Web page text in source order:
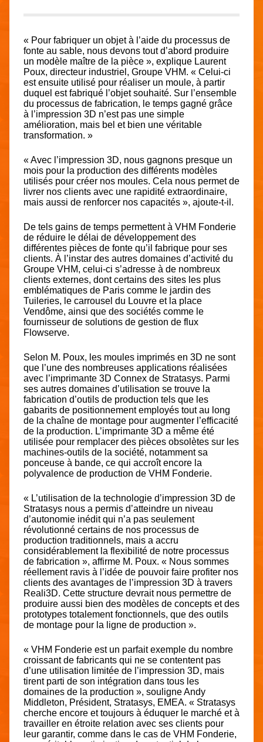
« Pour fabriquer un objet à l’aide du processus de
fonte au sable, nous devons tout d’abord produire
un modèle maître de la pièce », explique Laurent
Poux, directeur industriel, Groupe VHM. « Celui-ci
est ensuite utilisé pour réaliser un moule, à partir
duquel est fabriqué l’objet souhaité. Sur l’ensemble
du processus de fabrication, le temps gagné grâce
à l’impression 3D n’est pas une simple
amélioration, mais bel et bien une véritable
transformation. »
« Avec l’impression 3D, nous gagnons presque un
mois pour la production des différents modèles
utilisés pour créer nos moules. Cela nous permet de
livrer nos clients avec une rapidité extraordinaire,
mais aussi de renforcer nos capacités », ajoute-t-il.
De tels gains de temps permettent à VHM Fonderie
de réduire le délai de développement des
différentes pièces de fonte qu’il fabrique pour ses
clients. À l’instar des autres domaines d’activité du
Groupe VHM, celui-ci s’adresse à de nombreux
clients externes, dont certains des sites les plus
emblématiques de Paris comme le jardin des
Tuileries, le carrousel du Louvre et la place
Vendôme, ainsi que des sociétés comme le
fournisseur de solutions de gestion de flux
Flowserve.
Selon M. Poux, les moules imprimés en 3D ne sont
que l’une des nombreuses applications réalisées
avec l’imprimante 3D Connex de Stratasys. Parmi
ses autres domaines d’utilisation se trouve la
fabrication d’outils de production tels que les
gabarits de positionnement employés tout au long
de la chaîne de montage pour augmenter l’efficacité
de la production. L’imprimante 3D a même été
utilisée pour remplacer des pièces obsolètes sur les
machines-outils de la société, notamment sa
ponceuse à bande, ce qui accroît encore la
polyvalence de production de VHM Fonderie.
« L’utilisation de la technologie d’impression 3D de
Stratasys nous a permis d’atteindre un niveau
d’autonomie inédit qui n’a pas seulement
révolutionné certains de nos processus de
production traditionnels, mais a accru
considérablement la flexibilité de notre processus
de fabrication », affirme M. Poux. « Nous sommes
réellement ravis à l’idée de pouvoir faire profiter nos
clients des avantages de l’impression 3D à travers
Reali3D. Cette structure devrait nous permettre de
produire aussi bien des modèles de concepts et des
prototypes totalement fonctionnels, que des outils
de montage pour la ligne de production ».
« VHM Fonderie est un parfait exemple du nombre
croissant de fabricants qui ne se contentent pas
d’une utilisation limitée de l’impression 3D, mais
tirent parti de son intégration dans tous les
domaines de la production », souligne Andy
Middleton, Président, Stratasys, EMEA. « Stratasys
cherche encore et toujours à éduquer le marché et à
travailler en étroite relation avec ses clients pour
leur garantir, comme dans le cas de VHM Fonderie,